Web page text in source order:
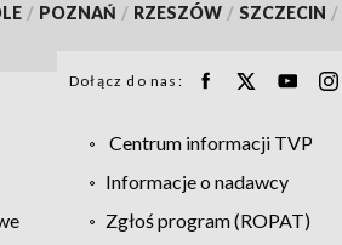
/ POZNAŃ / RZESZÓW / SZCZECIN /
Dołącz do nas:
Centrum informacji TVP
Informacje o nadawcy
Zgłoś program (ROPAT)